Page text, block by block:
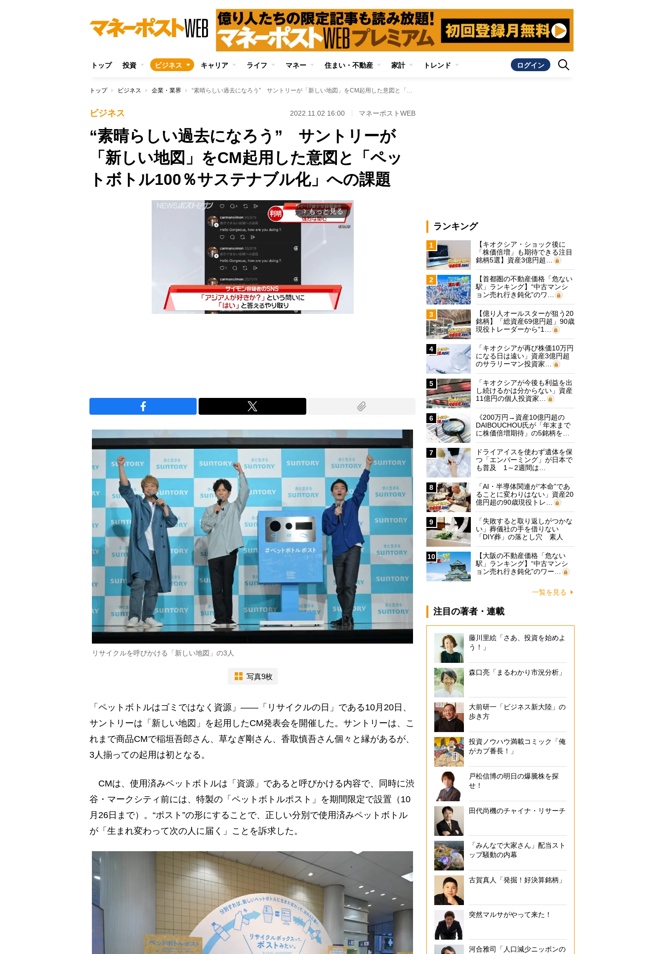
トップ 投資 ビジネス キャリア ライフ マネー 住まい・不動産 家計 トレンド ログイン
トップ ビジネス 企業・業界 “素晴らしい過去になろう” サントリーが「新しい地図」をCM起用した意図と「ペットボトル100％サステナブル化」への課題
ビジネス 2022.11.02 16:00 マネーポストWEB
“素晴らしい過去になろう” サントリーが
「新しい地図」をCM起用した意図と「ペッ
トボトル100％サステナブル化」への課題
arrow_forward_ios もっと見る
リサイクルを呼びかける「新しい地図」の3人
写真9枚
「ペットボトルはゴミではなく資源」――「リサイクルの日」である10月20日、
サントリーは「新しい地図」を起用したCM発表会を開催した。サントリーは、こ
れまで商品CMで稲垣吾郎さん、草なぎ剛さん、香取慎吾さん個々と縁があるが、
3人揃っての起用は初となる。
CMは、使用済みペットボトルは「資源」であると呼びかける内容で、同時に渋
谷・マークシティ前には、特製の「ペットボトルポスト」を期間限定で設置（10
月26日まで）。“ポスト”の形にすることで、正しい分別で使用済みペットボトル
が「生まれ変わって次の人に届く」ことを訴求した。
ランキング
1
【キオクシア・ショック後に
「株価倍増」も期待できる注目
銘柄5選】資産3億円超…
2
【首都圏の不動産価格「危ない
駅」ランキング】“中古マンシ
ョン売れ行き鈍化”のワ…
3
【億り人オールスターが狙う20
銘柄】「総資産69億円超」90歳
現役トレーダーから“1…
4
「キオクシアが再び株価10万円
になる日は遠い」資産3億円超
のサラリーマン投資家…
5
「キオクシアが今後も利益を出
し続けるかは分からない」資産
11億円の個人投資家…
6
《200万円→資産10億円超の
DAIBOUCHOU氏が「年末まで
に株価倍増期待」の5銘柄を…
7
ドライアイスを使わず遺体を保
つ「エンバーミング」が日本で
も普及 1～2週間は…
8
「AI・半導体関連が“本命”であ
ることに変わりはない」資産20
億円超の90歳現役トレ…
9
「失敗すると取り返しがつかな
い」葬儀社の手を借りない
「DIY葬」の落とし穴 素人
に…
10
【大阪の不動産価格「危ない
駅」ランキング】“中古マンシ
ョン売れ行き鈍化”のワー…
一覧を見る
注目の著者・連載
藤川里絵「さあ、投資を始めよ
う！」
森口亮「まるわかり市況分析」
大前研一「ビジネス新大陸」の
歩き方
投資ノウハウ満載コミック「俺
がカブ番長！」
戸松信博の明日の爆騰株を探
せ！
田代尚機のチャイナ・リサーチ
「みんなで大家さん」配当スト
ップ騒動の内幕
古賀真人「発掘！好決算銘柄」
突然マルサがやって来た！
河合雅司「人口減少ニッポンの